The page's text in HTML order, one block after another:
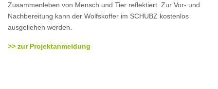
Zusammenleben von Mensch und Tier reflektiert. Zur Vor- und
Nachbereitung kann der Wolfskoffer im SCHUBZ kostenlos
ausgeliehen werden.
>> zur Projektanmeldung